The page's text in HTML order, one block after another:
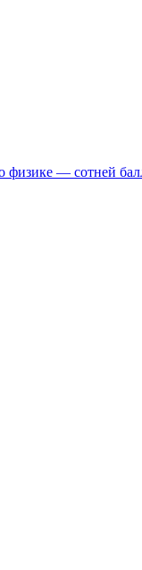
физике — сотней